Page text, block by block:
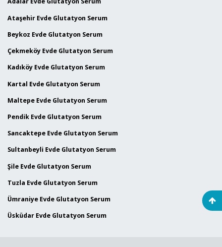
Ataşehir Evde Glutatyon Serum
Beykoz Evde Glutatyon Serum
Çekmeköy Evde Glutatyon Serum
Kadıköy Evde Glutatyon Serum
Kartal Evde Glutatyon Serum
Maltepe Evde Glutatyon Serum
Pendik Evde Glutatyon Serum
Sancaktepe Evde Glutatyon Serum
Sultanbeyli Evde Glutatyon Serum
Şile Evde Glutatyon Serum
Tuzla Evde Glutatyon Serum
Ümraniye Evde Glutatyon Serum
Üsküdar Evde Glutatyon Serum